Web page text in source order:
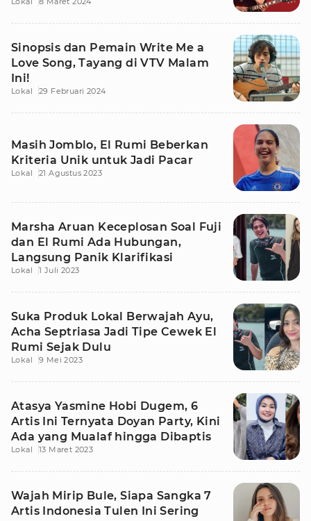
Sinopsis dan Pemain Write Me a
Love Song, Tayang di VTV Malam
Ini!
Lokal 29 Februari 2024
Masih Jomblo, El Rumi Beberkan
Kriteria Unik untuk Jadi Pacar
Lokal 21 Agustus 2023
Marsha Aruan Keceplosan Soal Fuji
dan El Rumi Ada Hubungan,
Langsung Panik Klarifikasi
Lokal 1 Juli 2023
Suka Produk Lokal Berwajah Ayu,
Acha Septriasa Jadi Tipe Cewek El
Rumi Sejak Dulu
Lokal 9 Mei 2023
Atasya Yasmine Hobi Dugem, 6
Artis Ini Ternyata Doyan Party, Kini
Ada yang Mualaf hingga Dibaptis
Lokal 13 Maret 2023
Wajah Mirip Bule, Siapa Sangka 7
Artis Indonesia Tulen Ini Sering